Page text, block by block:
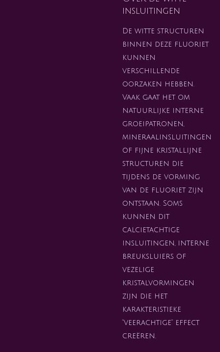
insluitingen
De witte structuren
binnen deze fluoriet
kunnen
verschillende
oorzaken hebben.
Vaak gaat het om
natuurlijke interne
groeipatronen,
mineraalinsluitingen
of fijne kristallijne
structuren die
tijdens de vorming
van de fluoriet zijn
ontstaan. Soms
kunnen dit
calcietachtige
insluitingen, interne
breuksluiers of
vezelige
kristalvormingen
zijn die het
karakteristieke
“veerachtige” effect
creëren.